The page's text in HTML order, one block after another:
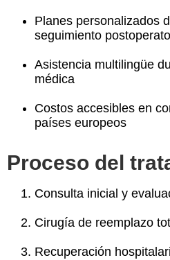
Planes personalizados
seguimiento
Asistencia multilingüe
médica
Costos accesibles en
países europeos
Proceso del
Consulta inicial y
Cirugía de reemplazo
Recuperación